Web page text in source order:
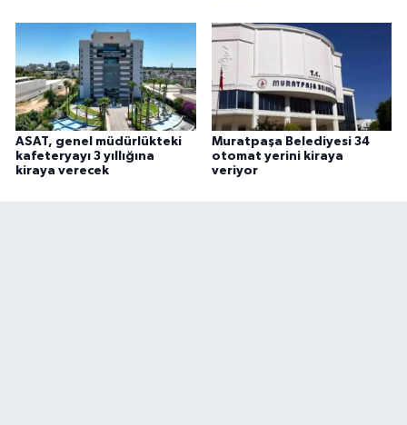
ASAT, genel müdürlükteki
kafeteryayı 3 yıllığına
kiraya verecek
Muratpaşa Belediyesi 34
otomat yerini kiraya
veriyor